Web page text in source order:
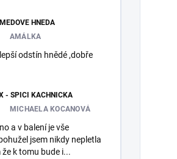
HNĚDÁ
AMÁLKA
odstín hnědé ,dobře
- SPÍCÍ KACHNIČKA
MICHAELA KOCANOVÁ
a v balení je vše
jsem nikdy nepletla
k tomu bude i...